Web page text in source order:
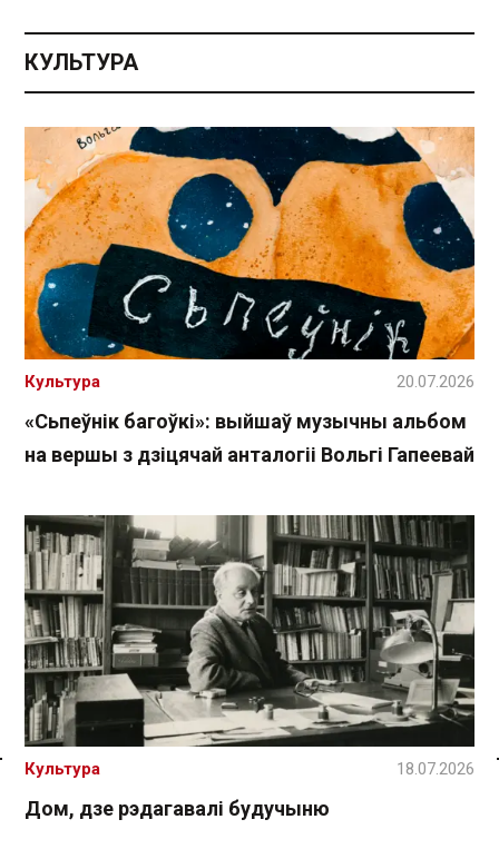
Спасылка без VPN
КУЛЬТУРА
«Сьпеўнік багоўкі»: выйшаў музычны альбом
на вершы з дзіцячай анталогіі Вольгі Гапеевай
Культура 20.07.2026
Дом, дзе рэдагавалі будучыню
Культура 18.07.2026